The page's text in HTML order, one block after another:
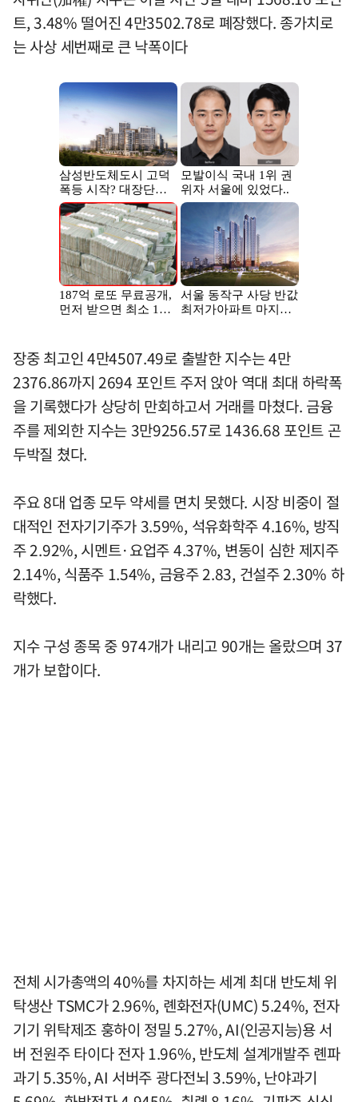
트, 3.48% 떨어진 4만3502.78로 폐장했다. 종가치로
는 사상 세번째로 큰 낙폭이다
장중 최고인 4만4507.49로 출발한 지수는 4만
2376.86까지 2694 포인트 주저 앉아 역대 최대 하락폭
을 기록했다가 상당히 만회하고서 거래를 마쳤다. 금융
주를 제외한 지수는 3만9256.57로 1436.68 포인트 곤
두박질 쳤다.
주요 8대 업종 모두 약세를 면치 못했다. 시장 비중이 절
대적인 전자기기주가 3.59%, 석유화학주 4.16%, 방직
주 2.92%, 시멘트·요업주 4.37%, 변동이 심한 제지주
2.14%, 식품주 1.54%, 금융주 2.83, 건설주 2.30% 하
락했다.
지수 구성 종목 중 974개가 내리고 90개는 올랐으며 37
개가 보합이다.
전체 시가총액의 40%를 차지하는 세계 최대 반도체 위
탁생산 TSMC가 2.96%, 롄화전자(UMC) 5.24%, 전자
기기 위탁제조 훙하이 정밀 5.27%, AI(인공지능)용 서
버 전원주 타이다 전자 1.96%, 반도체 설계개발주 롄파
과기 5.35%, AI 서버주 광다전뇌 3.59%, 난야과기